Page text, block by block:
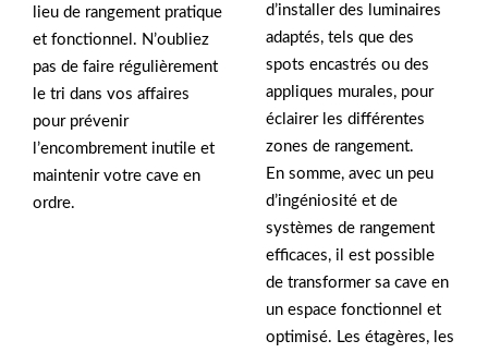
lieu de rangement pratique
et fonctionnel. N’oubliez
pas de faire régulièrement
le tri dans vos affaires
pour prévenir
l’encombrement inutile et
maintenir votre cave en
ordre.
d’installer des luminaires
adaptés, tels que des
spots encastrés ou des
appliques murales, pour
éclairer les différentes
zones de rangement.
En somme, avec un peu
d’ingéniosité et de
systèmes de rangement
efficaces, il est possible
de transformer sa cave en
un espace fonctionnel et
optimisé. Les étagères, les